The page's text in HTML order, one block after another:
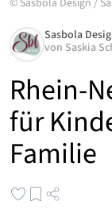
Rhein-
für
Familie
Sasbola
von Saskia